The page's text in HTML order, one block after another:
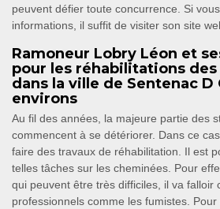
peuvent défier toute concurrence. Si
informations, il suffit de visiter son site
Ramoneur Lobry Léon et
pour les réhabilitations
dans la ville de Sentenac D
environs
Au fil des années, la majeure partie des
commencent à se détériorer. Dans ce
faire des travaux de réhabilitation. Il est
telles tâches sur les cheminées. Pour
qui peuvent être très difficiles, il va falloir
professionnels comme les fumistes.